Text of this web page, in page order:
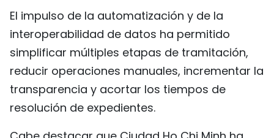
El impulso de la automatización y de la
interoperabilidad de datos ha permitido
simplificar múltiples etapas de tramitación,
reducir operaciones manuales, incrementar la
transparencia y acortar los tiempos de
resolución de expedientes.